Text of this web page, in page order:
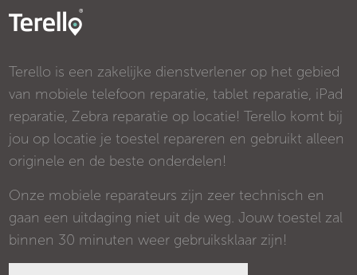
Terello is een zakelijke dienstverlener op het gebied
van mobiele telefoon reparatie, tablet reparatie, iPad
reparatie, Zebra reparatie op locatie! Terello komt bij
jou op locatie je toestel repareren en gebruikt alleen
originele en de beste onderdelen!
Onze mobiele reparateurs zijn zeer technisch en
gaan een uitdaging niet uit de weg. Jouw toestel zal
binnen 30 minuten weer gebruiksklaar zijn!